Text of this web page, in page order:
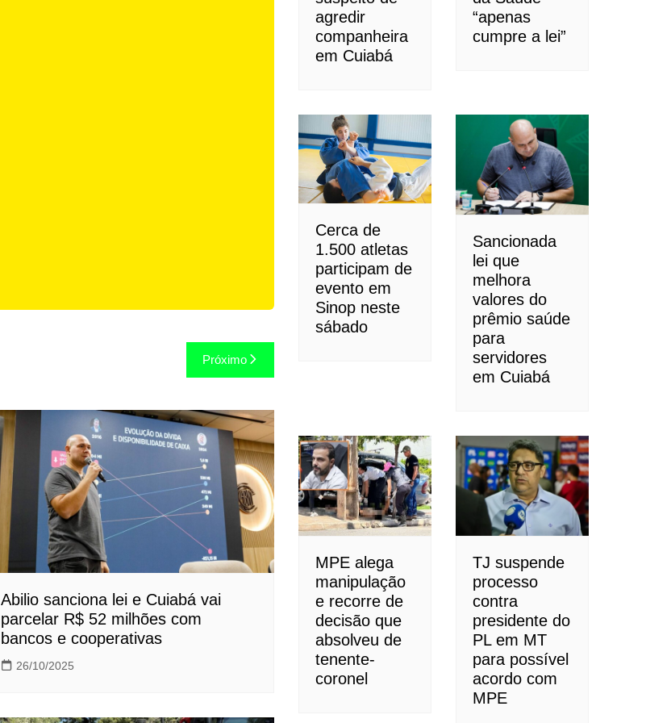
Próximo
Abilio sanciona lei e Cuiabá vai
parcelar R$ 52 milhões com
bancos e cooperativas
26/10/2025
agredir
companheira
em Cuiabá
“apenas
cumpre a lei”
Cerca de
1.500 atletas
participam de
evento em
Sinop neste
sábado
Sancionada
lei que
melhora
valores do
prêmio saúde
para
servidores
em Cuiabá
MPE alega
manipulação
e recorre de
decisão que
absolveu de
tenente-
coronel
TJ suspende
processo
contra
presidente do
PL em MT
para possível
acordo com
MPE